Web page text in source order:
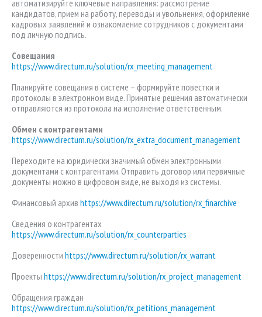
автоматизируйте ключевые направления: рассмотрение
кандидатов, прием на работу, переводы и увольнения, оформление
кадровых заявлений и ознакомление сотрудников с документами
под личную подпись.
Совещания
https://www.directum.ru/solution/rx_meeting_management
Планируйте совещания в системе – формируйте повестки и
протоколы в электронном виде. Принятые решения автоматически
отправляются из протокола на исполнение ответственным.
Обмен с контрагентами
https://www.directum.ru/solution/rx_extra_document_management
Переходите на юридически значимый обмен электронными
документами с контрагентами. Отправить договор или первичные
документы можно в цифровом виде, не выходя из системы.
Финансовый архив https://www.directum.ru/solution/rx_finarchive
Сведения о контрагентах
https://www.directum.ru/solution/rx_counterparties
Доверенности https://www.directum.ru/solution/rx_warrant
Проекты https://www.directum.ru/solution/rx_project_management
Обращения граждан
https://www.directum.ru/solution/rx_petitions_management